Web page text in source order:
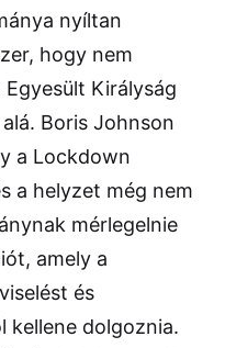
nyíltan
hogy nem
Királyság
Boris Johnson
a Lockdown
a helyzet még nem
mérlegelnie
amely a
és
kellene dolgoznia.